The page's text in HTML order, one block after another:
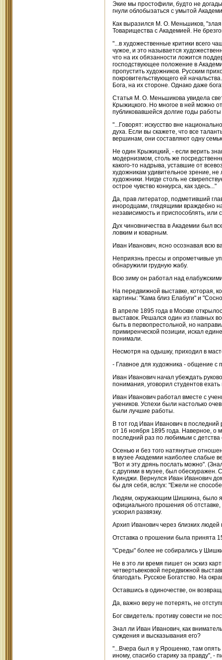
Экие мы простофили, будто не
гнули облобызаться с умытой
Как выразился М. О. Меньшиков,
Товарищества с Академией. Не
"...в художественные критики всего
чужое, и это называется
что на их обязанности ложится
господствующее положение в
пропустить художников. Русским
покровительствующего ей
Бога, на их стороне. Однако даже
Статья М. О. Меньшикова увидела
Крыжицкого. Но многое в ней можно
публиковавшейся долгие годы работы
"...Говорят: искусство вне
духа. Если вы скажете, что все
вершинам, они составляют одну
Не один Крыжицкий, - если верить
модернизмом, столь же
какого-то надрыва, уставшие от
художникам удивительное зрение, не
художники. Нигде столь не
острое чувство конкурса, как здесь..."
Да, прав литератор, подметивший
инородцами, глядящими враждебно
независимость и приспособлять, или
Дух чиновничества в Академии был
ловким и коварным.
Иван Иванович, ясно осознавая всю
Неприязнь прессы и опрометчивые
обнаружили грудную жабу.
Всю зиму он работал над
На передвижной выставке, которая,
картины: "Кама близ Елабуги" и
В апреле 1895 года в Москве
выставок. Решался один из главных
быть в первопрестольной, но
примиренческой позиции, искал
понимали.
Несмотря на одышку, приходил в
- Главное для художника - общение с
Иван Иванович начал убеждать
понимания, уговорил студентов
Иван Иванович работал вместе с
учеников. Успехи были настолько
были лучшие работы.
В тот год Иван Иванович в
от 16 ноября 1895 года. Наверное, о
последний раз по любимым с детства
Осенью и без того натянутые
в музее Академии наиболее слабые
"Вот и эту дрянь послать можно".
с другими в музее, был обескуражен.
Куинджи. Вернулся Иван Иванович
бы для себя, вслух: "Ежели не
Людям, окружающим Шишкина, было
официального прошения об
ускорил развязку.
Архип Иванович через близких
Отставка о прошении была принята
"Среды" более не собирались у
Не в это ли время пишет он эскиз
четвертьвековой передвижной
благодать. Русское Богатство. На
Оставшись в одиночестве, он
Да, важно веру не потерять, не
Бог свидетель: противу совести не
Знал ли Иван Иванович, как
суждения и высказывания его?
"...Вчера был я у Ярошенко, там
иному, спасибо старику за правду", -